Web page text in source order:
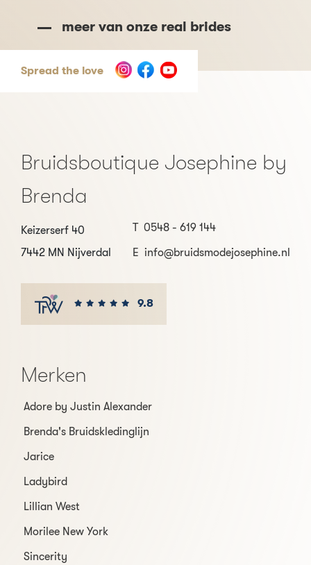
meer van onze real brides
Spread the love
Bruidsboutique Josephine by
Brenda
Keizerserf 40
7442 MN Nijverdal
T 0548 - 619 144
E info@bruidsmodejosephine.nl
9.8
Merken
Adore by Justin Alexander
Brenda's Bruidskledinglijn
Jarice
Ladybird
Lillian West
Morilee New York
Sincerity